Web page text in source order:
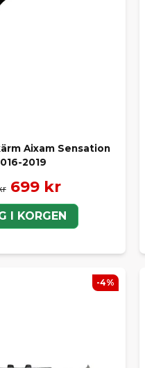
Aixam Sensation
2019
699 kr
I KORGEN
-4%